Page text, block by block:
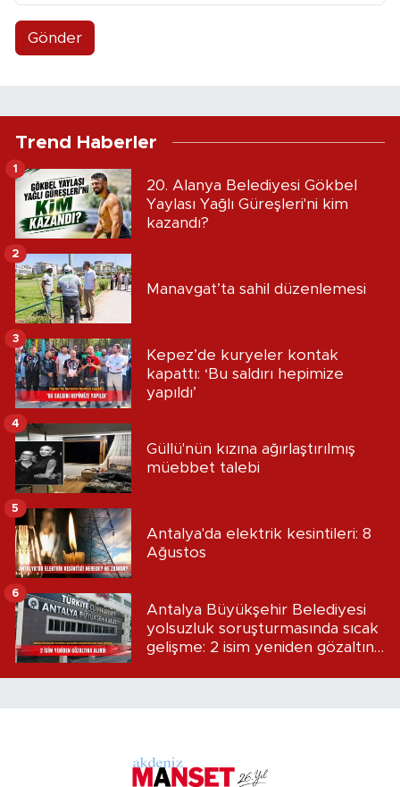
Gönder
Trend Haberler
20. Alanya Belediyesi Gökbel
Yaylası Yağlı Güreşleri'ni kim
kazandı?
1
Manavgat’ta sahil düzenlemesi
2
Kepez’de kuryeler kontak
kapattı: ‘Bu saldırı hepimize
yapıldı’
3
Güllü'nün kızına ağırlaştırılmış
müebbet talebi
4
Antalya'da elektrik kesintileri: 8
Ağustos
5
Antalya Büyükşehir Belediyesi
yolsuzluk soruşturmasında sıcak
gelişme: 2 isim yeniden gözaltına
6